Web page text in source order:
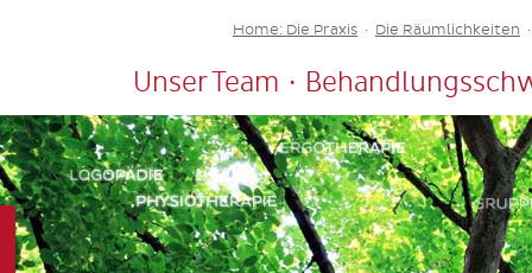
Home: Die Praxis · Die Räumlichkeiten ·
Unser Team ·